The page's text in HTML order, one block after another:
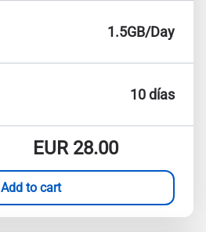
1.5GB/Day
10 días
EUR28.00
Add to cart